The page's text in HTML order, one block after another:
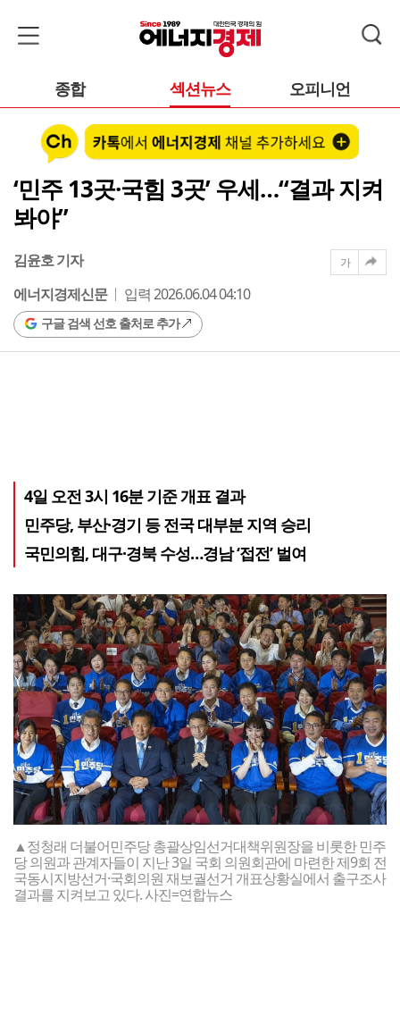
종합 섹션뉴스 오피니언
‘민주 13곳·국힘 3곳’ 우세…“결과 지켜
봐야”
김윤호 기자
에너지경제신문
입력 2026.06.04 04:10
구글 검색 선호 출처로 추가
가
4일 오전 3시 16분 기준 개표 결과
민주당, 부산·경기 등 전국 대부분 지역 승리
국민의힘, 대구·경북 수성…경남 ‘접전’ 벌여
▲정청래 더불어민주당 총괄상임선거대책위원장을 비롯한 민주
당 의원과 관계자들이 지난 3일 국회 의원회관에 마련한 제9회 전
국동시지방선거·국회의원 재보궐선거 개표상황실에서 출구조사
결과를 지켜보고 있다. 사진=연합뉴스